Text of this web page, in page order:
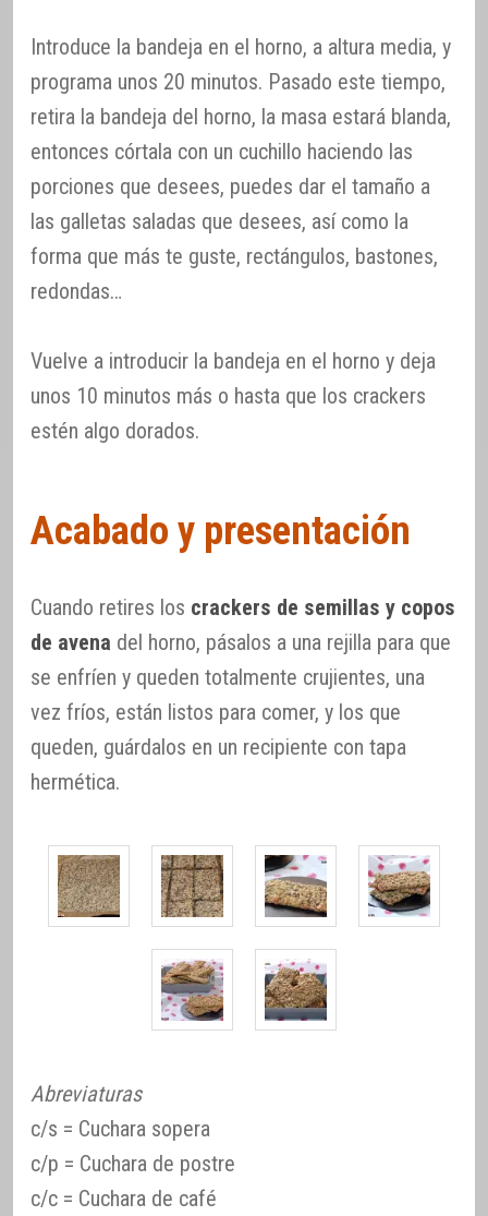
Introduce la bandeja en el horno, a altura media, y
programa unos 20 minutos. Pasado este tiempo,
retira la bandeja del horno, la masa estará blanda,
entonces córtala con un cuchillo haciendo las
porciones que desees, puedes dar el tamaño a
las galletas saladas que desees, así como la
forma que más te guste, rectángulos, bastones,
redondas…
Vuelve a introducir la bandeja en el horno y deja
unos 10 minutos más o hasta que los crackers
estén algo dorados.
Acabado y presentación
Cuando retires los crackers de semillas y copos
de avena del horno, pásalos a una rejilla para que
se enfríen y queden totalmente crujientes, una
vez fríos, están listos para comer, y los que
queden, guárdalos en un recipiente con tapa
hermética.
Abreviaturas
c/s = Cuchara sopera
c/p = Cuchara de postre
c/c = Cuchara de café